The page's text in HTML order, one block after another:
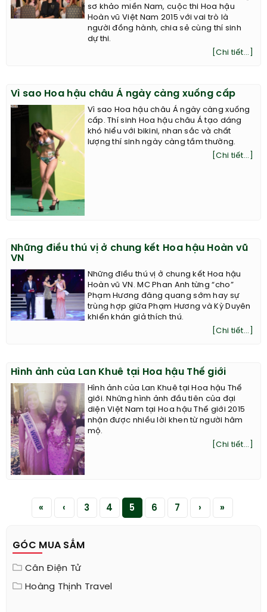
sơ khảo miền Nam, cuộc thi Hoa hậu
Hoàn vũ Việt Nam 2015 với vai trò là
người đồng hành, chia sẻ cùng thí sinh
dự thi.
[Chi tiết...]
Vì sao Hoa hậu châu Á ngày càng xuống cấp
Vì sao Hoa hậu châu Á ngày càng xuống
cấp. Thí sinh Hoa hậu châu Á tạo dáng
khó hiểu với bikini, nhan sắc và chất
lượng thí sinh ngày càng tầm thường.
[Chi tiết...]
Những điều thú vị ở chung kết Hoa hậu Hoàn vũ
VN
Những điều thú vị ở chung kết Hoa hậu
Hoàn vũ VN. MC Phan Anh từng “cho”
Phạm Hương đăng quang sớm hay sự
trùng hợp giữa Phạm Hương và Kỳ Duyên
khiến khán giả thích thú.
[Chi tiết...]
Hình ảnh của Lan Khuê tại Hoa hậu Thế giới
Hình ảnh của Lan Khuê tại Hoa hậu Thế
giới. Những hình ảnh đầu tiên của đại
diện Việt Nam tại Hoa hậu Thế giới 2015
nhận được nhiều lời khen từ người hâm
mộ.
[Chi tiết...]
« ‹ 3 4 5 6 7 › »
GÓC MUA SẮM
Cân Điện Tử
Hoàng Thịnh Travel